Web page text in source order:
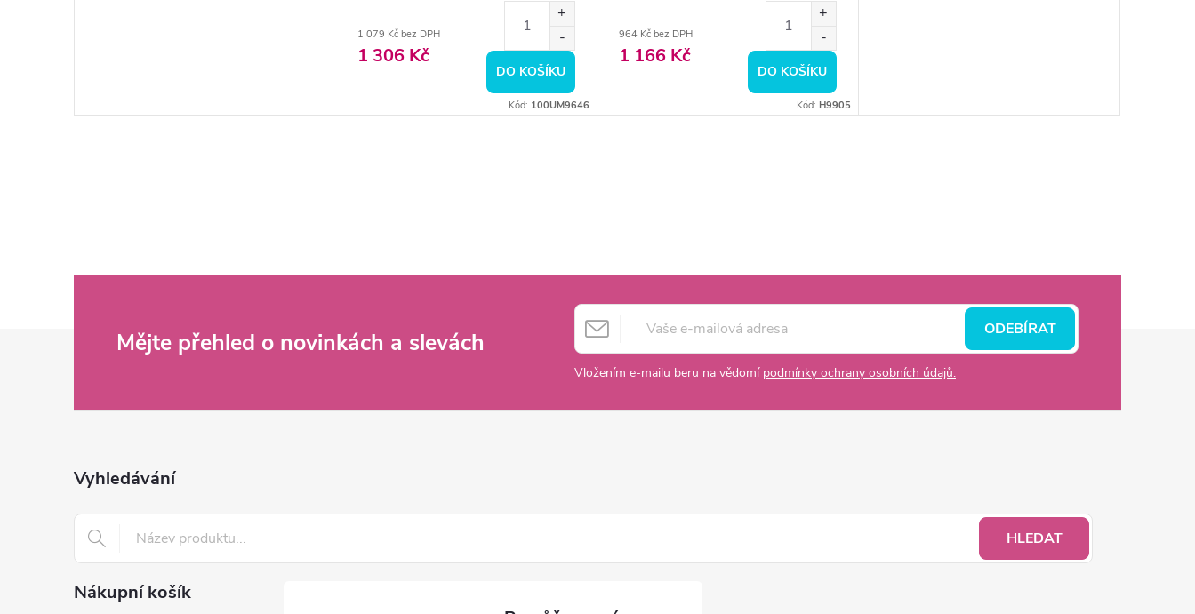
1 079 Kč bez DPH
1 306 Kč
DO KOŠÍKU
Kód: 100UM9646
964 Kč bez DPH
1 166 Kč
DO KOŠÍKU
Kód: H9905
Mějte přehled o novinkách a slevách
Vložením e-mailu beru na vědomí podmínky ochrany osobních údajů.
ODEBÍRAT
Vyhledávání
HLEDAT
Nákupní košík